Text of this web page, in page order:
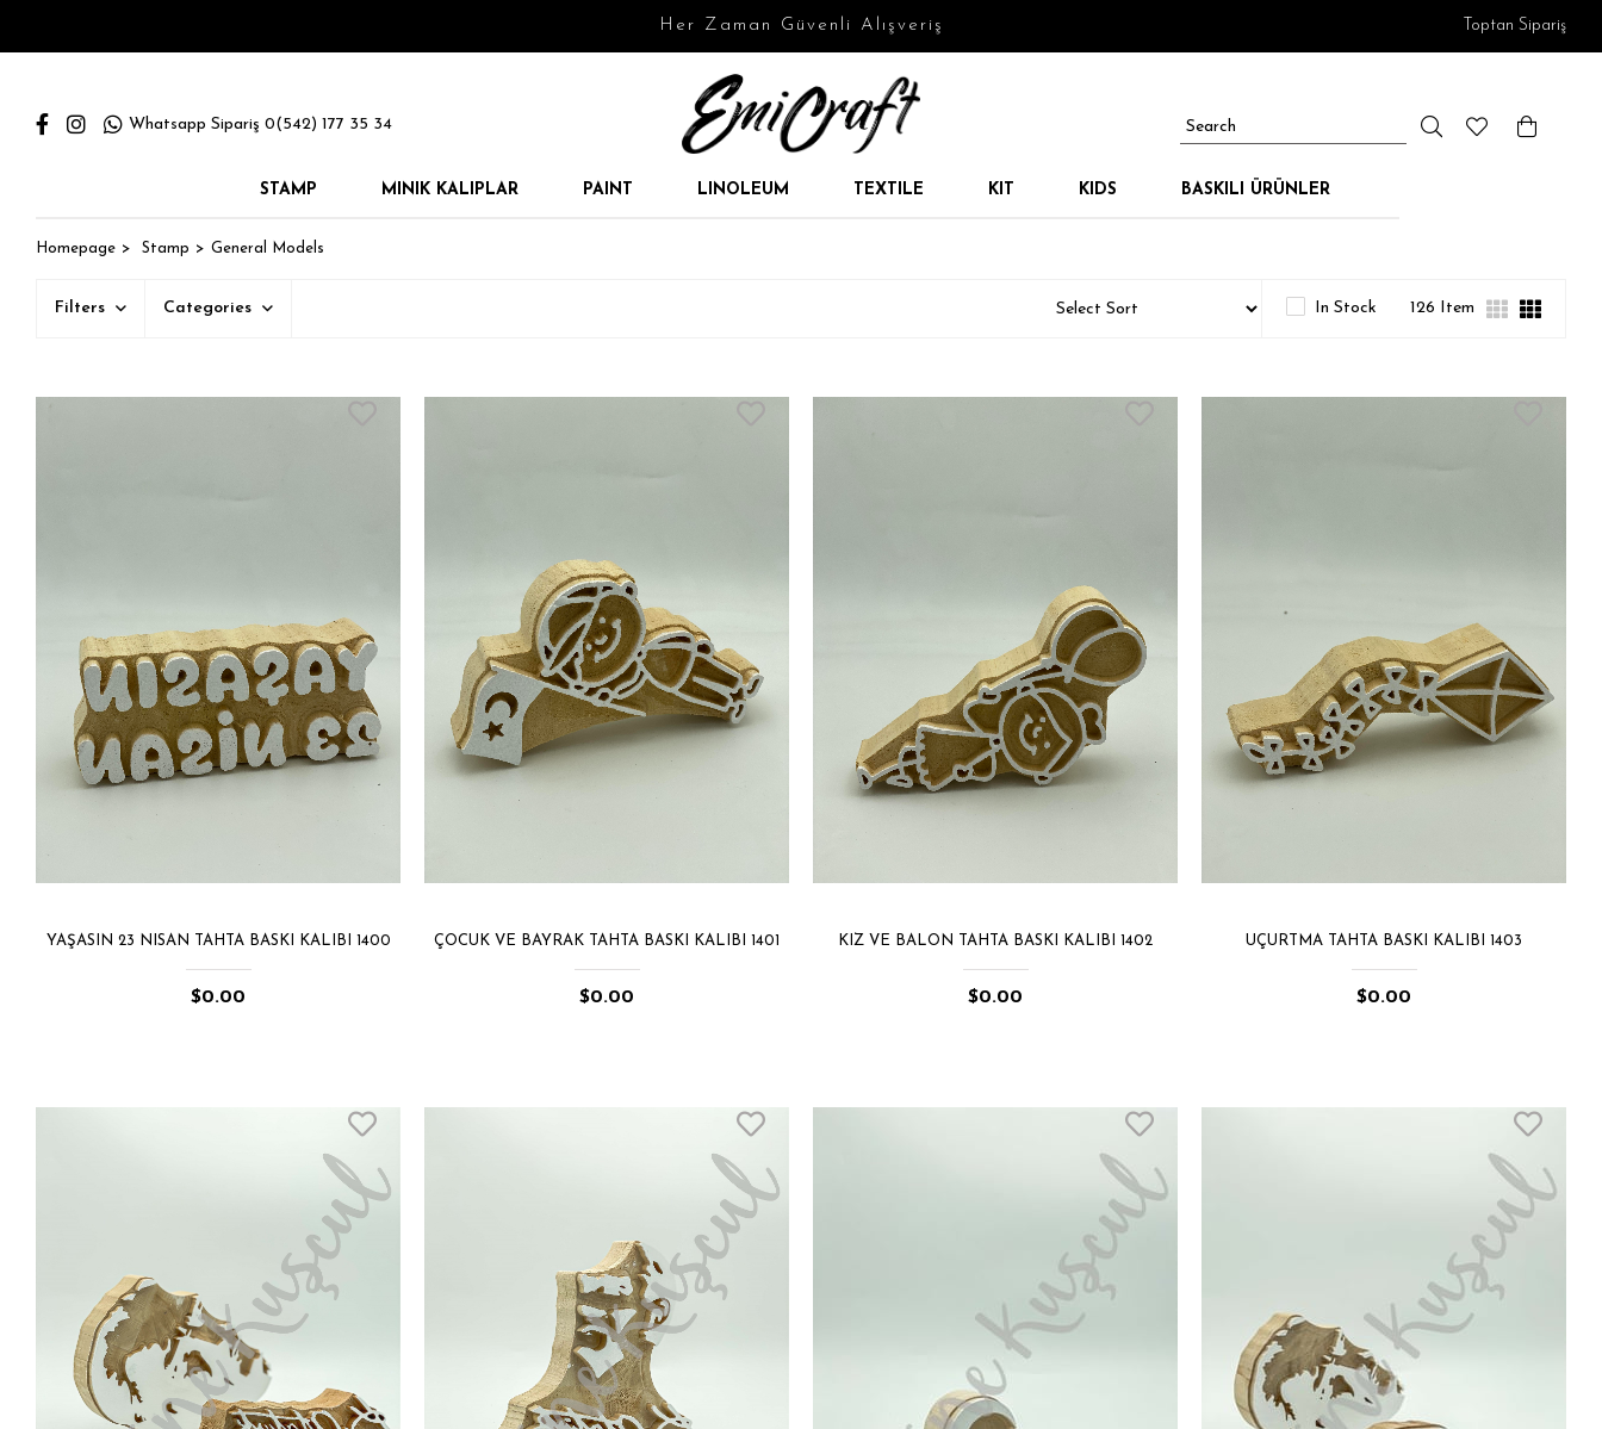
Her Zaman Güvenli Alışveriş Toptan Sipariş
Whatsapp Sipariş 0(542) 177 35 34
STAMP MINIK KALIPLAR PAINT LINOLEUM TEXTILE KIT KIDS BASKILI ÜRÜNLER
Homepage Stamp General Models
Filters Categories In Stock 126 Item
YAŞASIN 23 NISAN TAHTA BASKI KALIBI 1400
$0.00
ÇOCUK VE BAYRAK TAHTA BASKI KALIBI 1401
$0.00
KIZ VE BALON TAHTA BASKI KALIBI 1402
$0.00
UÇURTMA TAHTA BASKI KALIBI 1403
$0.00